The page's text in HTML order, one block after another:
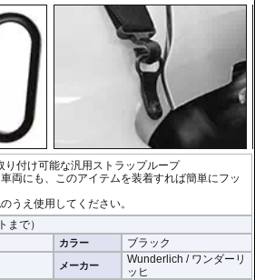
り付け可能な汎用ストラップループ
両にも、このアイテムを装着すれば簡単にフッ
うえ使用してください。
まで）
カラー ブラック
メーカー
Wunderlich / ワンダーリ
ッヒ